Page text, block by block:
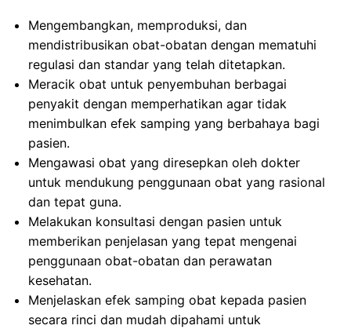
Mengembangkan, memproduksi, dan
mendistribusikan obat-obatan dengan mematuhi
regulasi dan standar yang telah ditetapkan.
Meracik obat untuk penyembuhan berbagai
penyakit dengan memperhatikan agar tidak
menimbulkan efek samping yang berbahaya bagi
pasien.
Mengawasi obat yang diresepkan oleh dokter
untuk mendukung penggunaan obat yang rasional
dan tepat guna.
Melakukan konsultasi dengan pasien untuk
memberikan penjelasan yang tepat mengenai
penggunaan obat-obatan dan perawatan
kesehatan.
Menjelaskan efek samping obat kepada pasien
secara rinci dan mudah dipahami untuk